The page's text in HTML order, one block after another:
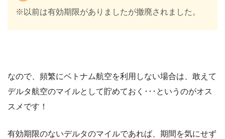
※以前は有効期限がありましたが撤廃されました。
なので、頻繁にベトナム航空を利用しない場合は、敢えて
デルタ航空のマイルとして貯めておく･･･というのがオス
スメです！
有効期限のないデルタのマイルであれば、期間を気にせず